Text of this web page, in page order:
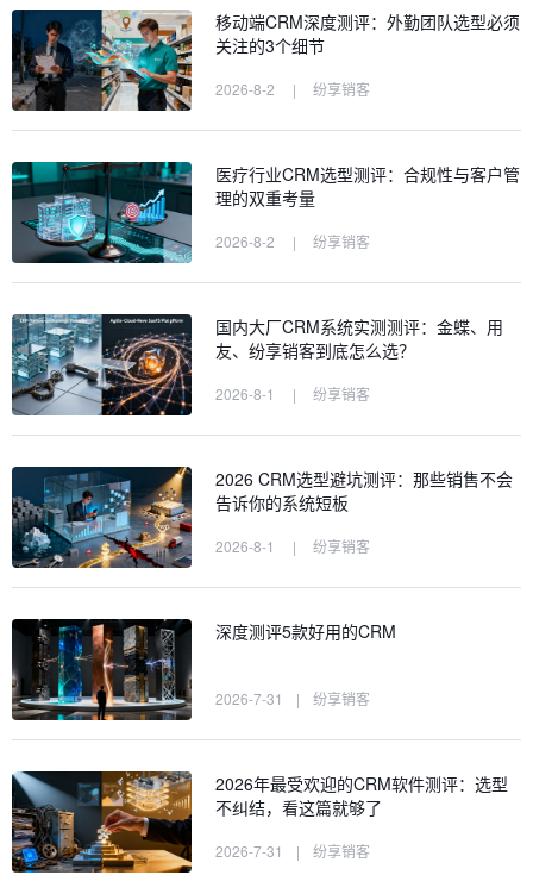
移动端CRM深度测评：外勤团队选型必须
关注的3个细节
2026-8-2 | 纷享销客
医疗行业CRM选型测评：合规性与客户管
理的双重考量
2026-8-2 | 纷享销客
国内大厂CRM系统实测测评：金蝶、用
友、纷享销客到底怎么选？
2026-8-1 | 纷享销客
2026 CRM选型避坑测评：那些销售不会
告诉你的系统短板
2026-8-1 | 纷享销客
深度测评5款好用的CRM
2026-7-31 | 纷享销客
2026年最受欢迎的CRM软件测评：选型
不纠结，看这篇就够了
2026-7-31 | 纷享销客